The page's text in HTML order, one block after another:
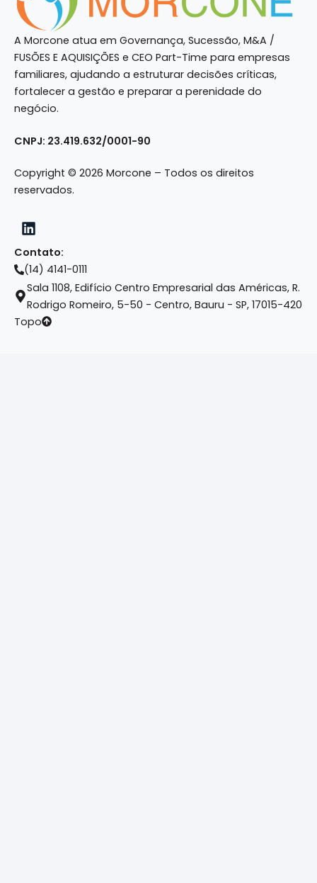
A Morcone atua em Governança, Sucessão, M&A /
FUSÕES E AQUISIÇÕES e CEO Part-Time para empresas
familiares, ajudando a estruturar decisões críticas,
fortalecer a gestão e preparar a perenidade do
negócio.
CNPJ: 23.419.632/0001-90
Copyright © 2026 Morcone – Todos os direitos
reservados.
Contato:
(14) 4141-0111
Sala 1108, Edifício Centro Empresarial das Américas, R.
Rodrigo Romeiro, 5-50 - Centro, Bauru - SP, 17015-420
Topo